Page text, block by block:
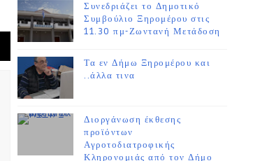
Συνεδριάζει το Δημοτικό
Συμβούλιο Ξηρομέρου στις
11.30 πμ-Ζωντανή Μετάδοση
Τα εν Δήμω Ξηρομέρου και
..άλλα τινα
Διοργάνωση έκθεσης
προϊόντων
Αγροτοδιατροφικής
Κληρονομιάς από τον Δήμο